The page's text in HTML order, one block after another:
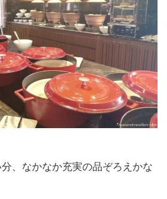
、なかなか充実の品ぞろえかな